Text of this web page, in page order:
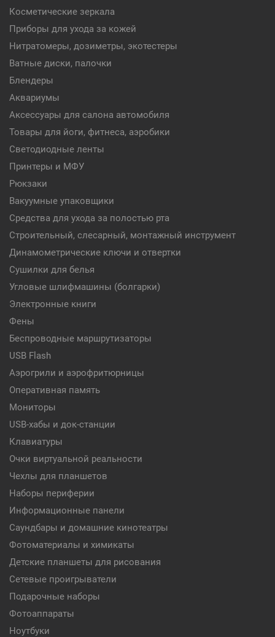
Косметические зеркала
Приборы для ухода за кожей
Нитратомеры, дозиметры, экотестеры
Ватные диски, палочки
Блендеры
Аквариумы
Аксессуары для салона автомобиля
Товары для йоги, фитнеса, аэробики
Светодиодные ленты
Принтеры и МФУ
Рюкзаки
Вакуумные упаковщики
Средства для ухода за полостью рта
Строительный, слесарный, монтажный инструмент
Динамометрические ключи и отвертки
Сушилки для белья
Угловые шлифмашины (болгарки)
Электронные книги
Фены
Беспроводные маршрутизаторы
USB Flash
Аэрогрили и аэрофритюрницы
Оперативная память
Мониторы
USB-хабы и док-станции
Клавиатуры
Очки виртуальной реальности
Чехлы для планшетов
Наборы периферии
Информационные панели
Саундбары и домашние кинотеатры
Фотоматериалы и химикаты
Детские планшеты для рисования
Сетевые проигрыватели
Подарочные наборы
Фотоаппараты
Ноутбуки